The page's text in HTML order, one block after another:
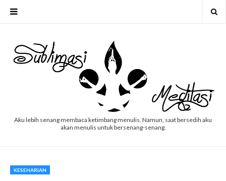
Aku lebih senang membaca ketimbang menulis. Namun, saat bersedih aku
akan menulis untuk bersenang-senang.
KESEHARIAN